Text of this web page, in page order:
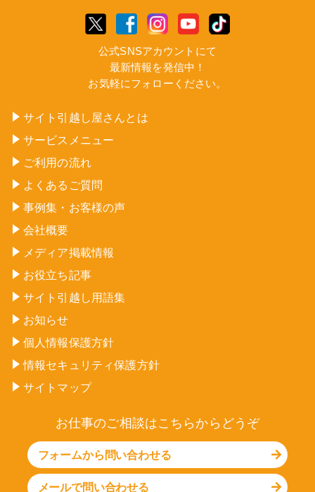
公式SNSアカウントにて
最新情報を発信中！
お気軽にフォローください。
サイト引越し屋さんとは
サービスメニュー
ご利用の流れ
よくあるご質問
事例集・お客様の声
会社概要
メディア掲載情報
お役立ち記事
サイト引越し用語集
お知らせ
個人情報保護方針
情報セキュリティ保護方針
サイトマップ
お仕事のご相談はこちらからどうぞ
フォームから問い合わせる
メールで問い合わせる